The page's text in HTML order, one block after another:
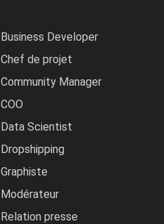
Business Developer
Chef de projet
Community Manager
COO
Data Scientist
Dropshipping
Graphiste
Modérateur
Relation presse